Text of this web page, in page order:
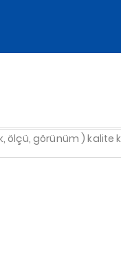
ölçü, görünüm )